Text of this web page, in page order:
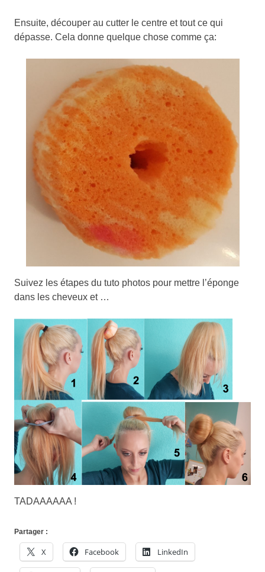
Ensuite, découper au cutter le centre et tout ce qui
dépasse. Cela donne quelque chose comme ça:
Suivez les étapes du tuto photos pour mettre l’éponge
dans les cheveux et …
TADAAAAAA !
Partager :
X Facebook LinkedIn